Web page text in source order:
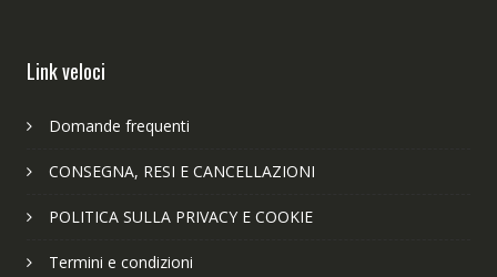
Link veloci
Domande frequenti
CONSEGNA, RESI E CANCELLAZIONI
POLITICA SULLA PRIVACY E COOKIE
Termini e condizioni